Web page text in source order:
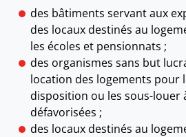
des bâtiments servant aux
des locaux destinés au
les écoles et pensionnats ;
des organismes sans but
location des logements pour
disposition ou les sous-louer
défavorisées ;
des locaux destinés au